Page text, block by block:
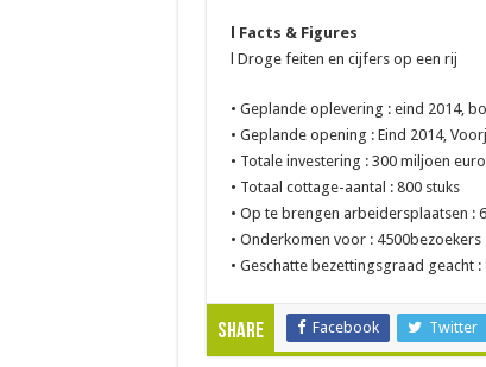
l Facts & Figures
l Droge feiten en cijfers op een rij
• Geplande oplevering : eind 2014,
• Geplande opening : Eind 2014,
• Totale investering : 300 miljoen euro
• Totaal cottage-aantal : 800 stuks
• Op te brengen arbeidersplaatsen :
• Onderkomen voor : 4500bezoekers
• Geschatte bezettingsgraad geacht :
Share Facebook Twitter